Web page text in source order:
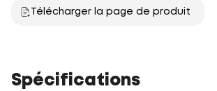
Télécharger la page de produit
Spécifications